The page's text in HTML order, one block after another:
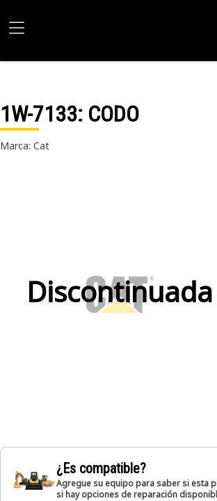
1W-7133: CODO
Marca: Cat
Discontinuada
¿Es compatible?
Agregue su equipo para saber si esta
si hay opciones de reparación